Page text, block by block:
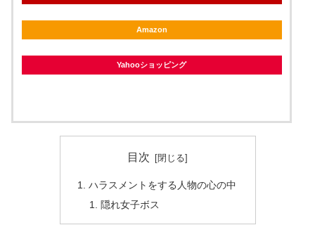
Amazon
Yahooショッピング
目次
ハラスメントをする人物の心の中
隠れ女子ボス